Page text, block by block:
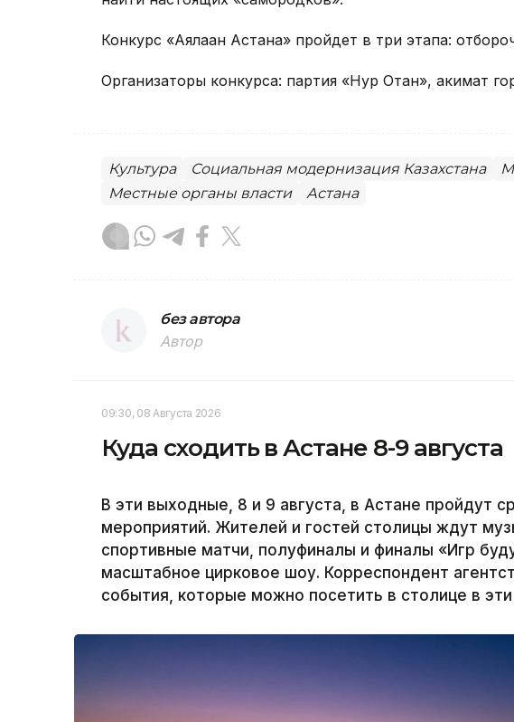
Конкурс «Аялаған Астана» пройдет в три этапа:
Организаторы конкурса: партия «Нур Отан», акимат
Культура Социальная модернизация Казахстана
Местные органы власти
Астана
без автора
Автор
09:30, 08 Августа 2026
Куда сходить в Астане 8-9 августа
В эти выходные, 8 и 9 августа, в Астане пройдут
мероприятий. Жителей и гостей столицы ждут
спортивные матчи, полуфиналы и финалы «Игр
масштабное цирковое шоу. Корреспондент
события, которые можно посетить в столице в